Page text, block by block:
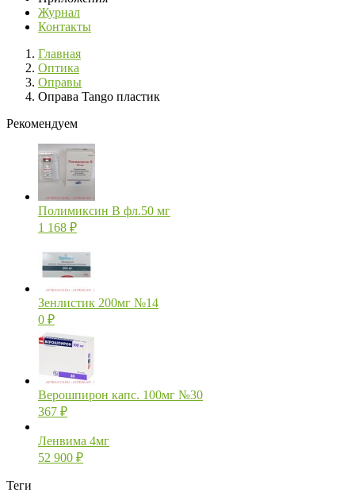
Журнал
Контакты
Главная
Оптика
Оправы
Оправа Tango пластик
Рекомендуем
Полимиксин В фл.50 мг
1 168 ₽
Зенлистик 200мг №14
0 ₽
Верошпирон капс. 100мг №30
367 ₽
Ленвима 4мг
52 900 ₽
Теги